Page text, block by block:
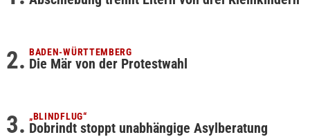
BADEN-WÜRTTEMBERG
Die Mär von der Protestwahl
„BLINDFLUG“
Dobrindt stoppt unabhängige Asylberatung